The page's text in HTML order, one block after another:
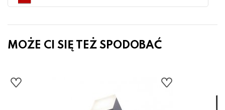
MOŻE CI SIĘ TEŻ SPODOBAĆ